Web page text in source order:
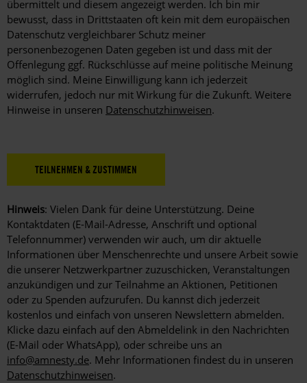
des
Nachnamens)
dürfen
bei
Aktionsteilnahme
angezeigt
werden.
übermittelt und diesem angezeigt werden. Ich bin mir
bewusst, dass in Drittstaaten oft kein mit dem europäischen
Datenschutz vergleichbarer Schutz meiner
personenbezogenen Daten gegeben ist und dass mit der
Offenlegung ggf. Rückschlüsse auf meine politische Meinung
möglich sind. Meine Einwilligung kann ich jederzeit
widerrufen, jedoch nur mit Wirkung für die Zukunft. Weitere
Hinweise in unseren Datenschutzhinweisen.
Hinweis: Vielen Dank für deine Unterstützung. Deine
Kontaktdaten (E-Mail-Adresse, Anschrift und optional
Telefonnummer) verwenden wir auch, um dir aktuelle
Informationen über Menschenrechte und unsere Arbeit sowie
die unserer Netzwerkpartner zuzuschicken, Veranstaltungen
anzukündigen und zur Teilnahme an Aktionen, Petitionen
oder zu Spenden aufzurufen. Du kannst dich jederzeit
kostenlos und einfach von unseren Newslettern abmelden.
Klicke dazu einfach auf den Abmeldelink in den Nachrichten
(E-Mail oder WhatsApp), oder schreibe uns an
info@amnesty.de. Mehr Informationen findest du in unseren
Datenschutzhinweisen.